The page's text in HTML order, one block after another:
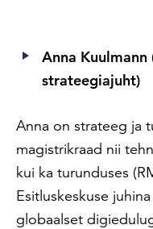
Anna Kuulmann
strateegiajuht)
Anna on strateeg ja
magistrikraad nii
kui ka turunduses
Esitluskeskuse
globaalset